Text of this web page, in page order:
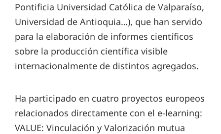
Pontificia Universidad Católica de Valparaíso,
Universidad de Antioquia…), que han servido
para la elaboración de informes científicos
sobre la producción científica visible
internacionalmente de distintos agregados.
Ha participado en cuatro proyectos europeos
relacionados directamente con el e-learning:
VALUE: Vinculación y Valorización mutua